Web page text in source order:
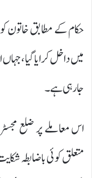
حکام کے مطابق خاتون کو
میں داخل کرایا گیا،
جا رہی ہے۔
اس معاملے پر ضلع
متعلق کوئی باضابطہ